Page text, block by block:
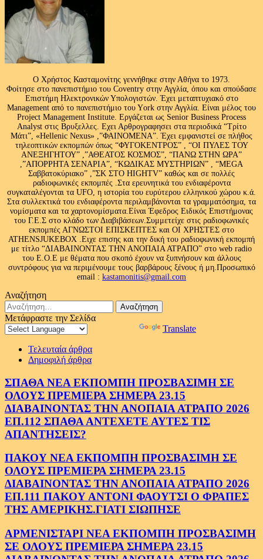
Ο Χρήστος Κασταμονίτης γεννήθηκε στην Αθήνα το 1973.
Φοίτησε στο πανεπιστήμιο του Coventry στην Αγγλία, όπου και σπούδασε
Επιστήμη Ηλεκτρονικών Υπολογιστών. Έχει μεταπτυχιακό στο
Management από το πανεπιστήμιο του Υork στην Αγγλία. Είναι μέλος του
Project Management Institute. Εργάζεται ως Senior Business Process
Analyst στις Βρυξελλες. Εχει Αρθρογραφησει στα περιοδικά “Τρίτο
Μάτι”, «Hellenic Nexus» ,”ΦΑΙΝΟΜΕΝΑ”. Έχει εμφανιστεί σε πλήθος
τηλεοπτικών εκπομπών όπως “ΦΥΓΟΚΕΝΤΡΟΣ” , “ΟΙ ΠΥΛΕΣ ΤΟΥ
ΑΝΕΞΗΓΗΤΟΥ” ,”ΑΘΕΑΤΟΣ ΚΟΣΜΟΣ”, “ΠΑΝΩ ΣΤΗΝ ΩΡΑ”
,”ΑΠΟΡΡΗΤΑ ΣΕΝΑΡΙΑ”, “ΚΩΔΙΚΑΣ ΜΥΣΤΗΡΙΩΝ” , “MEGA
Σαββατοκύριακο” ,”ΣΚ ΣΤΟ HIGHTV” καθώς και σε πολλές
ραδιοφωνικές εκπομπές .Στα ερευνητικά του ενδιαφέροντα
συγκαταλέγονται τα UFO, η ιστορία του ευρύτερου ελληνικού χώρου κ.ά.
Στα συλλεκτικά του ενδιαφέροντα περιλαμβάνονται τα γραμματόσημα, τα
νομίσματα και τα χαρτονομίσματα.Είναι Έφεδρος Ειδικός Επιστήμονας
του Γ.Ε.Σ στο κλάδο των Διαβιβάσεων.Συμμετείχε στις ραδιοφωνικές
εκπομπές ΑΓΝΩΣΤΟΙ ΕΠΙΣΚΕΠΤΕΣ και ΟΙ ΧΡΗΣΤΕΣ στο
ATHENSJUKEBOX .Ειχε επισης και την δική του ραδιοφωνική εκπομπή
με τίτλο “ΔΙΑΒΑΙΝΟΝΤΑΣ ΤΗΝ ΑΝΟΠΑΙΑ ΑΤΡΑΠΟ” στο web radio
του Ε.Ο.Ε με θέματα που σκοπό έχουν να ξυπνήσουν και άλλους
συντρόφους για να περιμένουμε τους βαρβάρους ξένους ή μη.Προσωπικό
email : kastamonitis@gmail.com
Αναζήτηση
Αναζήτηση
για:
Μετάφραστε την Σελίδα
Translate
Τελευταία άρθρα
Δημοφιλή άρθρα
ΣΠΑΘΑ ΝΕΑ ΕΚΠΟΜΠΗ ΠΡΟΣΒΑΣΙΜΗ ΣΕ
ΟΛΟΥΣ ΠΡΕΜΙΕΡΑ ΣΗΜΕΡΑ 23.15
ΔΙΑΒΑΙΝΟΝΤΑΣ ΤΗΝ ΑΝΟΠΑΙΑ ΑΤΡΑΠΟ 2026
ΕΠ.112 ΣΠΑΘΑ ΑΝΤΕΧΕΤΕ ΑΥΤΕΣ ΤΙΣ
ΑΠΑΝΤΗΣΕΙΣ?
ΠΑΚΟΥ ΝΕΑ ΕΚΠΟΜΠΗ ΠΡΟΣΒΑΣΙΜΗ ΣΕ
ΟΛΟΥΣ ΠΡΕΜΙΕΡΑ ΣΗΜΕΡΑ 23.15
ΔΙΑΒΑΙΝΟΝΤΑΣ ΤΗΝ ΑΝΟΠΑΙΑ ΑΤΡΑΠΟ 2026
ΕΠ.111 ΠΑΚΟΥ ΑΝΤΟΝΙ ΦΑΟΥΤΣΙ Ο ΦΡΑΠΕΣ
ΤΗΣ ΑΜΕΡΙΚΗΣ.ΓΙΑΤΙ ΣΙΩΠΗΣΕ
ΑΡΜΕΝΙΣΤΑΡΙ ΝΕΑ ΕΚΠΟΜΠΗ ΠΡΟΣΒΑΣΙΜΗ
ΣΕ ΟΛΟΥΣ ΠΡΕΜΙΕΡΑ ΣΗΜΕΡΑ 23.15